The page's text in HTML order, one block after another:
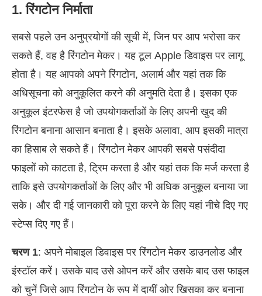
1. रिंगटोन निर्माता
सबसे पहले उन अनुप्रयोगों की सूची में, जिन पर आप भरोसा कर
सकते हैं, वह है रिंगटोन मेकर। यह टूल Apple डिवाइस पर लागू
होता है। यह आपको अपने रिंगटोन, अलार्म और यहां तक कि
अधिसूचना को अनुकूलित करने की अनुमति देता है। इसका एक
अनुकूल इंटरफेस है जो उपयोगकर्ताओं के लिए अपनी खुद की
रिंगटोन बनाना आसान बनाता है। इसके अलावा, आप इसकी मात्रा
का हिसाब ले सकते हैं। रिंगटोन मेकर आपकी सबसे पसंदीदा
फाइलों को काटता है, ट्रिम करता है और यहां तक कि मर्ज करता है
ताकि इसे उपयोगकर्ताओं के लिए और भी अधिक अनुकूल बनाया जा
सके। और दी गई जानकारी को पूरा करने के लिए यहां नीचे दिए गए
स्टेप्स दिए गए हैं।
चरण 1: अपने मोबाइल डिवाइस पर रिंगटोन मेकर डाउनलोड और
इंस्टॉल करें। उसके बाद उसे ओपन करें और उसके बाद उस फाइल
को चुनें जिसे आप रिंगटोन के रूप में दायीं ओर खिसका कर बनाना